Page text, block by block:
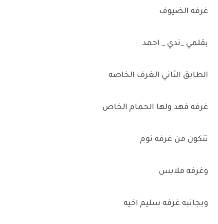
غرفه الضيوف
بقلمي _ندي _ احمد
الطابق الثاني الغرف الخاصه
غرفه فهد ولها الحمام الخاص
تتكون من غرفه نوم
وغرفه ملابس
وبجانبه غرفه سليم اخيه